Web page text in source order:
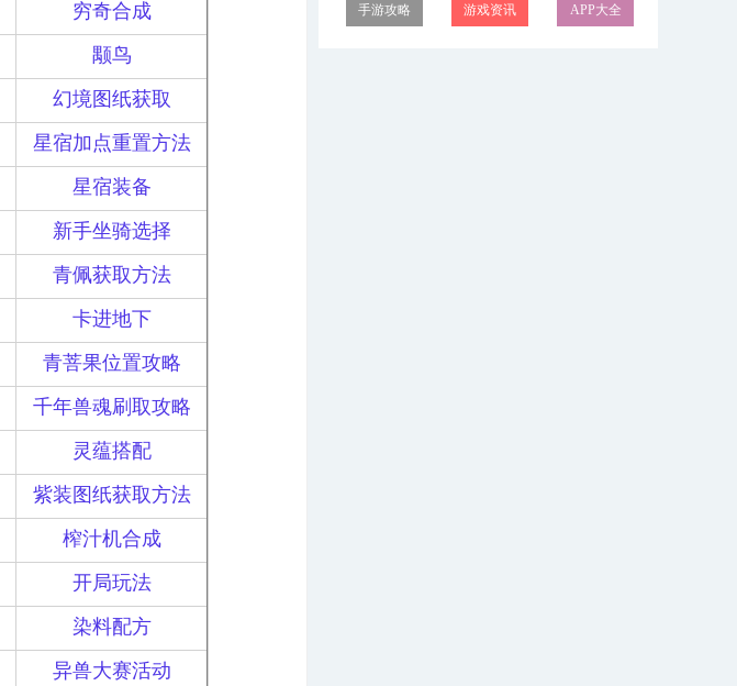
穷奇合成
颙鸟
幻境图纸获取
星宿加点重置方法
星宿装备
新手坐骑选择
青佩获取方法
卡进地下
青菩果位置攻略
千年兽魂刷取攻略
灵蕴搭配
紫装图纸获取方法
榨汁机合成
开局玩法
染料配方
异兽大赛活动
手游攻略 游戏资讯 APP大全